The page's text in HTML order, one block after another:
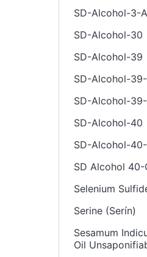
SD-Alcohol-3-A
SD-Alcohol-30
SD-Alcohol-39
SD-Alcohol-
SD-Alcohol-
SD-Alcohol-40
SD-Alcohol-
SD Alcohol 40-
Selenium
Serine (Serín)
Sesamum
Oil